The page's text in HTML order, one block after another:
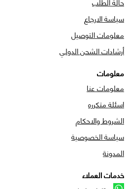
سياسة الارجاع
معلومات التوصيل
أرشادات الشحن الدولي
معلومات
معلومات عنا
اسئلة متكرره
الشروط والاحكام
سياسة الخصوصية
المدونة
خدمات العملاء